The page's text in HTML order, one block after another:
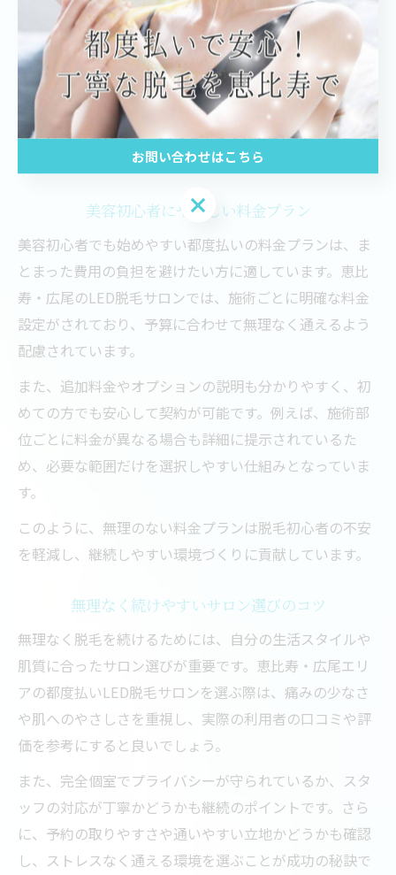
な対応が可能です。また、初回カウンセリング時にスタ
ッフが最適なプランや施術頻度を提案してくれるため、
無理なく継続しやすいのも大きなメリットです。
このシステムを活用することで、恵比寿・広尾周辺で忙
しい方でも自分のペースで安全かつ効果的に脱毛を進め
ることができます。
美容初心者にやさしい料金プラン
美容初心者でも始めやすい都度払いの料金プランは、ま
とまった費用の負担を避けたい方に適しています。恵比
寿・広尾のLED脱毛サロンでは、施術ごとに明確な料金
設定がされており、予算に合わせて無理なく通えるよう
配慮されています。
また、追加料金やオプションの説明も分かりやすく、初
めての方でも安心して契約が可能です。例えば、施術部
位ごとに料金が異なる場合も詳細に提示されているた
め、必要な範囲だけを選択しやすい仕組みとなっていま
す。
このように、無理のない料金プランは脱毛初心者の不安
を軽減し、継続しやすい環境づくりに貢献しています。
無理なく続けやすいサロン選びのコツ
無理なく脱毛を続けるためには、自分の生活スタイルや
肌質に合ったサロン選びが重要です。恵比寿・広尾エリ
アの都度払いLED脱毛サロンを選ぶ際は、痛みの少なさ
や肌へのやさしさを重視し、実際の利用者の口コミや評
価を参考にすると良いでしょう。
また、完全個室でプライバシーが守られているか、スタ
ッフの対応が丁寧かどうかも継続のポイントです。さら
に、予約の取りやすさや通いやすい立地かどうかも確認
し、ストレスなく通える環境を選ぶことが成功の秘訣で
お問い合わせはこちら
お問い合わせはこちら